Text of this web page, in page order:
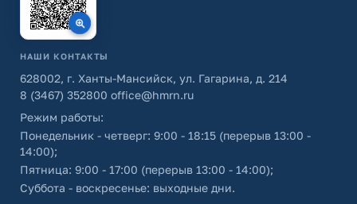
НАШИ КОНТАКТЫ
628002, г. Ханты-Мансийск, ул. Гагарина, д. 214
8 (3467) 352800 office@hmrn.ru
Режим работы:
Понедельник - четверг: 9:00 - 18:15 (перерыв 13:00 -
14:00);
Пятница: 9:00 - 17:00 (перерыв 13:00 - 14:00);
Суббота - воскресенье: выходные дни.